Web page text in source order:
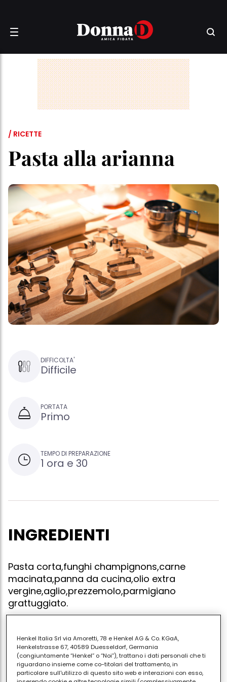
/ RICETTE
Pasta alla arianna
DIFFICOLTA'
Difficile
PORTATA
Primo
TEMPO DI PREPARAZIONE
1 ora e 30
INGREDIENTI
Pasta corta,funghi champignons,carne
macinata,panna da cucina,olio extra
vergine,aglio,prezzemolo,parmigiano
grattuggiato.
Soffriggere l'aglio,il prezzemolo e i funghi già tagliati
a fettine,quando sono a metà cottura mettere il
macinato insieme ai funghi e far cuacere il
Henkel Italia Srl via Amoretti, 78 e Henkel AG & Co. KGaA,
Henkelstrasse 67, 40589 Duesseldorf, Germania
(congiuntamente “Henkel” o “Noi”), trattano i dati personali che ti
riguardano insieme come co-titolari del trattamento, in
particolare sull'utilizzo di questo sito web e interazioni con esso,